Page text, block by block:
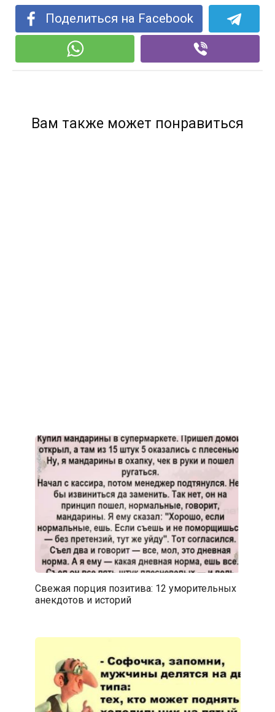
Поделиться на Facebook
Вам также может понравиться
Свежая порция позитива: 12 уморительных
анекдотов и историй